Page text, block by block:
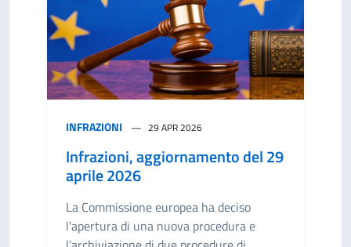
INFRAZIONI 29 APR 2026
Infrazioni, aggiornamento del 29
aprile 2026
La Commissione europea ha deciso
l'apertura di una nuova procedura e